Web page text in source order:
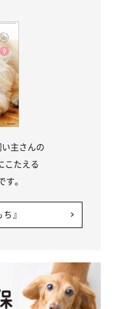
費、狂犬病予防注射や
ケージ、サークル、ト
のほか、トリミング
があげられるでしょ
を注ぐことはもちろ
をしっかりと用意する
最後まで責任を持てる
ださい。
うときに必要な心構え
『犬を飼うときに必要な
と』（監修：いぬのき
い主さんの
こたえる
。
』